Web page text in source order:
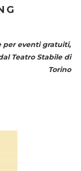
per eventi gratuiti,
Teatro Stabile di
Torino